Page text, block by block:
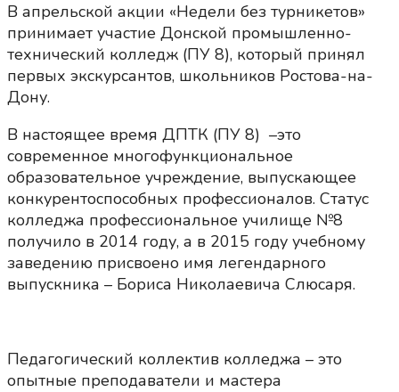
В апрельской акции «Недели без турникетов»
принимает участие Донской промышленно-
технический колледж (ПУ 8), который принял
первых экскурсантов, школьников Ростова-на-
Дону.
В настоящее время ДПТК (ПУ 8) –это
современное многофункциональное
образовательное учреждение, выпускающее
конкурентоспособных профессионалов. Статус
колледжа профессиональное училище №8
получило в 2014 году, а в 2015 году учебному
заведению присвоено имя легендарного
выпускника – Бориса Николаевича Слюсаря.
Педагогический коллектив колледжа – это
опытные преподаватели и мастера